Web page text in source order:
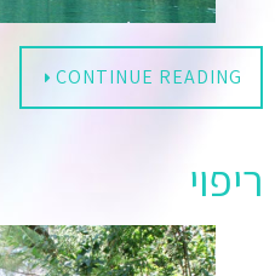
CONTINUE READING
ריפוי